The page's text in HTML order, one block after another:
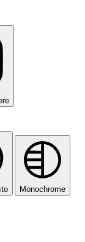
Monochrome